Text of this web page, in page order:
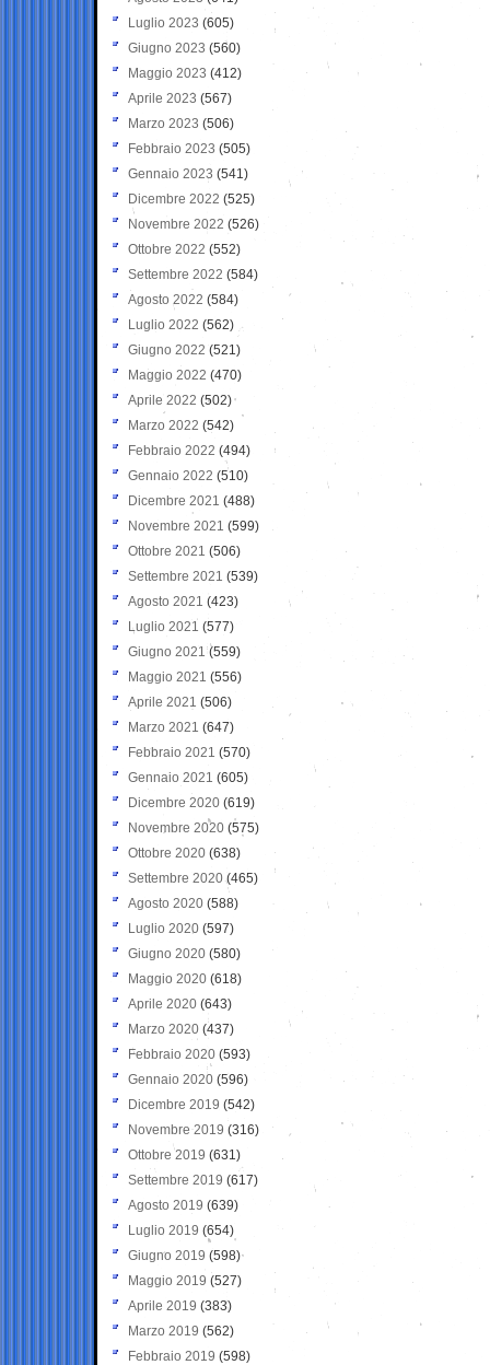
Luglio 2023 (605)
Giugno 2023 (560)
Maggio 2023 (412)
Aprile 2023 (567)
Marzo 2023 (506)
Febbraio 2023 (505)
Gennaio 2023 (541)
Dicembre 2022 (525)
Novembre 2022 (526)
Ottobre 2022 (552)
Settembre 2022 (584)
Agosto 2022 (584)
Luglio 2022 (562)
Giugno 2022 (521)
Maggio 2022 (470)
Aprile 2022 (502)
Marzo 2022 (542)
Febbraio 2022 (494)
Gennaio 2022 (510)
Dicembre 2021 (488)
Novembre 2021 (599)
Ottobre 2021 (506)
Settembre 2021 (539)
Agosto 2021 (423)
Luglio 2021 (577)
Giugno 2021(559)
Maggio 2021 (556)
Aprile 2021 (506)
Marzo 2021 (647)
Febbraio 2021 (570)
Gennaio 2021 (605)
Dicembre 2020 (619)
Novembre 2020 (575)
Ottobre 2020 (638)
Settembre 2020(465)
Agosto 2020 (588)
Luglio 2020 (597)
Giugno 2020 (580)
Maggio 2020 (618)
Aprile 2020 (643)
Marzo 2020 (437)
Febbraio 2020 (593)
Gennaio 2020 (596)
Dicembre 2019 (542)
Novembre 2019 (316)
Ottobre 2019 (631)
Settembre 2019 (617)
Agosto 2019 (639)
Luglio 2019 (654)
Giugno 2019 (598)
Maggio 2019 (527)
Aprile 2019 (383)
Marzo 2019 (562)
Febbraio 2019 (598)